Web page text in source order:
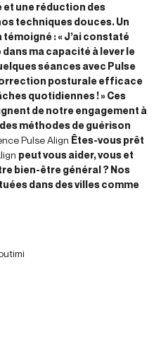
une réduction des
techniques douces. Un
: « J’ai constaté
ma capacité à lever le
séances avec Pulse
posturale efficace
quotidiennes ! » Ces
de notre engagement à
méthodes de guérison
Pulse Align Êtes-vous prêt
peut vous aider, vous et
bien-être général ? Nos
dans des villes comme